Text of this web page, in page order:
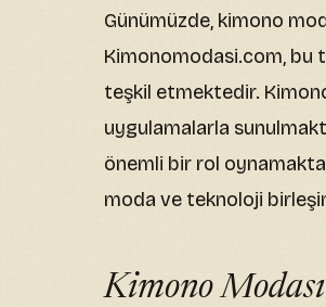
Günümüzde, kimono
Kimonomodasi.com, bu
teşkil etmektedir.
uygulamalarla
önemli bir rol
moda ve teknoloji
Kimono